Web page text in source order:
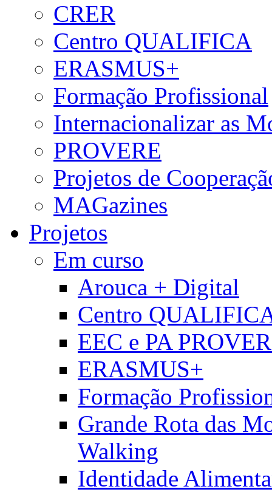
CRER
Centro QUALIFICA
ERASMUS+
Formação Profissional
Internacionalizar as
PROVERE
Projetos de
MAGazines
Projetos
Em curso
Arouca + Digital
Centro
EEC e PA
ERASMUS+
Formação
Grande Rota das
Walking
Identidade